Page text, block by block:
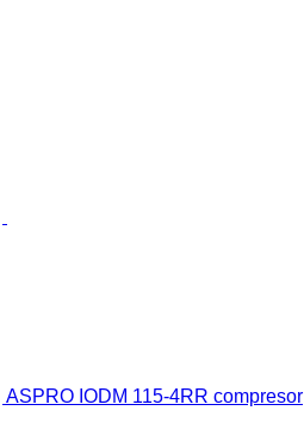
ASPRO IODM 115-4RR compresor